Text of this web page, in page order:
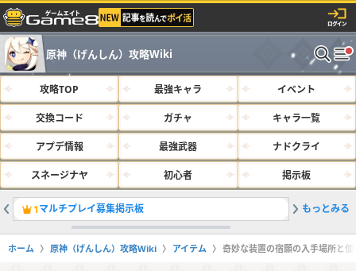
原神（げんしん）攻略Wiki
攻略TOP 最強キャラ イベント
交換コード ガチャ キャラ一覧
アプデ情報 最強武器 ナドクライ
スネージナヤ 初心者 掲示板
1マルチプレイ募集掲示板 2サルベ
もっとみる
ホーム 原神（げんしん）攻略Wiki アイテム 奇妙な装置の宿願の入手場所と使